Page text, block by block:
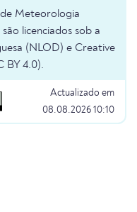
Meteorologia
licenciados sob a
(NLOD) e Creative
BY 4.0).
Actualizado em
08.08.2026 10:10